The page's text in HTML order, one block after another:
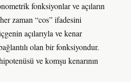
fonksiyonlar ve açıların
zaman “cos” ifadesini
açılarıyla ve kenar
olan bir fonksiyondur.
ve komşu kenarının